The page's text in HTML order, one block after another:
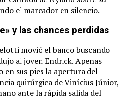
el marcador en silencio.
y las chances perdidas
movió el banco buscando
al joven Endrick.Apenas
en sus pies la apertura del
quirúrgica de Vinícius Júnior,
ante la rápida salida del